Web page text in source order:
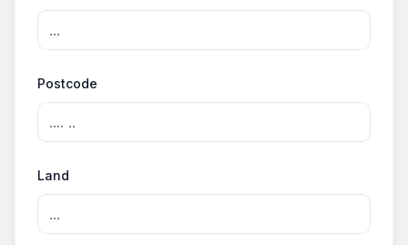
Postcode
Land